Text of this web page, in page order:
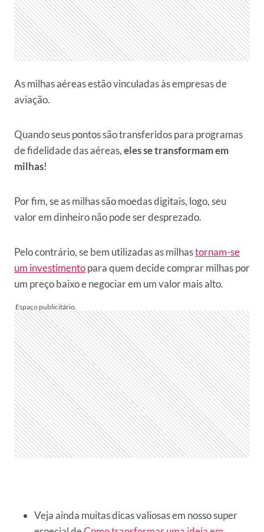
As milhas aéreas estão vinculadas às empresas de
aviação.
Quando seus pontos são transferidos para programas
de fidelidade das aéreas,eles se transformam em
milhas!
Por fim, se as milhas são moedas digitais, logo, seu
valor em dinheiro não pode ser desprezado.
Pelo contrário, se bem utilizadas as milhastornam-se
um investimentopara quem decide comprar milhas por
um preço baixo e negociar em um valor mais alto.
Veja ainda muitas dicas valiosas em nosso super